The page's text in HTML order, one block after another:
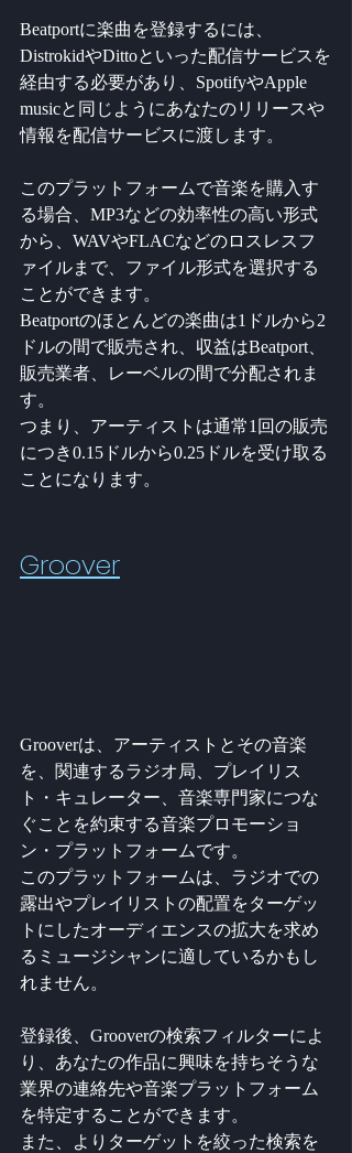
Beatportに楽曲を登録するには、
DistrokidやDittoといった配信サービスを
経由する必要があり、SpotifyやApple
musicと同じようにあなたのリリースや
情報を配信サービスに渡します。
このプラットフォームで音楽を購入す
る場合、MP3などの効率性の高い形式
から、WAVやFLACなどのロスレスフ
ァイルまで、ファイル形式を選択する
ことができます。
Beatportのほとんどの楽曲は1ドルから2
ドルの間で販売され、収益はBeatport、
販売業者、レーベルの間で分配されま
す。
つまり、アーティストは通常1回の販売
につき0.15ドルから0.25ドルを受け取る
ことになります。
Groover
Grooverは、アーティストとその音楽
を、関連するラジオ局、プレイリス
ト・キュレーター、音楽専門家につな
ぐことを約束する音楽プロモーショ
ン・プラットフォームです。
このプラットフォームは、ラジオでの
露出やプレイリストの配置をターゲッ
トにしたオーディエンスの拡大を求め
るミュージシャンに適しているかもし
れません。
登録後、Grooverの検索フィルターによ
り、あなたの作品に興味を持ちそうな
業界の連絡先や音楽プラットフォーム
を特定することができます。
また、よりターゲットを絞った検索を